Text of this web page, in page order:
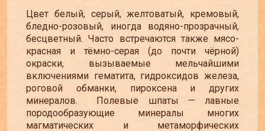
Цвет белый, серый, желтоватый, кремовый,
бледно-розовый, иногда водяно-прозрачный,
бесцветный. Часто встречаются также мясо-
красная и тёмно-серая (до почти чёрной)
окраски, вызываемые мельчайшими
включениями гематита, гидроксидов железа,
роговой обманки, пироксена и других
минералов. Полевые шпаты — лавные
породообразующие минералы многих
магматических и метаморфических